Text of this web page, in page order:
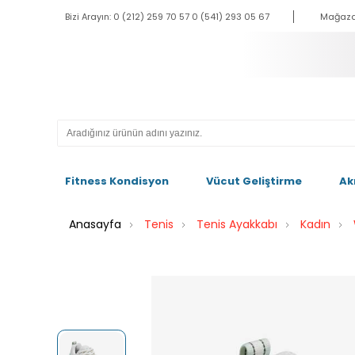
Bizi Arayın: 0 (212) 259 70 57 0 (541) 293 05 67
Fitness Kondisyon Vücut Geliştirme
Anasayfa Tenis Tenis Ayakkabı Kadın